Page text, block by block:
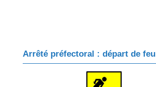
Arrêté préfectoral : départ de feu